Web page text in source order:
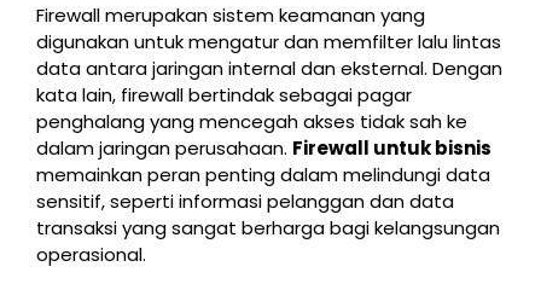
Firewall merupakan sistem keamanan yang
digunakan untuk mengatur dan memfilter lalu lintas
data antara jaringan internal dan eksternal. Dengan
kata lain, firewall bertindak sebagai pagar
penghalang yang mencegah akses tidak sah ke
dalam jaringan perusahaan. Firewall untuk bisnis
memainkan peran penting dalam melindungi data
sensitif, seperti informasi pelanggan dan data
transaksi yang sangat berharga bagi kelangsungan
operasional.